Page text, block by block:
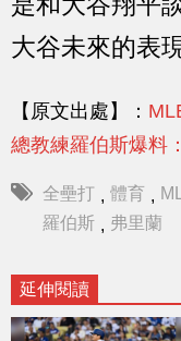
大谷未來的表現
【原文出處】：
總教練羅伯斯爆料
全壘打 , 體育 ,
羅伯斯 , 弗里蘭
延伸閱讀